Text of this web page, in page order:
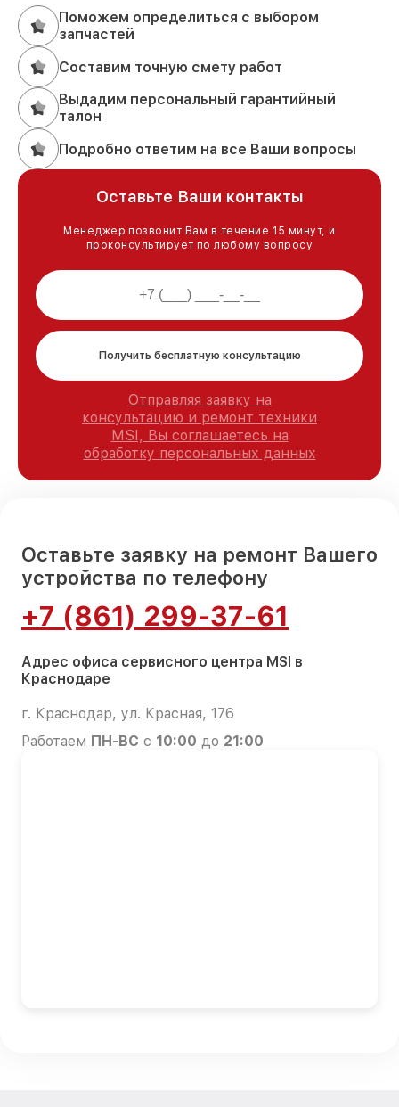
Поможем определиться с выбором
запчастей
Составим точную смету работ
Выдадим персональный гарантийный
талон
Подробно ответим на все Ваши вопросы
Оставьте Ваши контакты
Менеджер позвонит Вам в течение 15 минут, и
проконсультирует по любому вопросу
Получить бесплатную консультацию
Отправляя заявку на
консультацию и ремонт техники
MSI, Вы соглашаетесь на
обработку персональных данных
Оставьте заявку на ремонт Вашего
устройства по телефону
+7 (861) 299-37-61
Адрес офиса сервисного центра MSI в
Краснодаре
г. Краснодар, ул. Красная, 176
Работаем ПН-ВС с 10:00 до 21:00